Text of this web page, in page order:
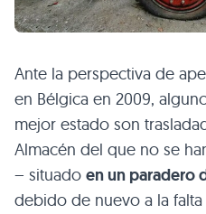
Ante la perspectiva de
en Bélgica en 2009,
mejor estado son
Almacén del que no se
– situado en un paradero
debido de nuevo a la